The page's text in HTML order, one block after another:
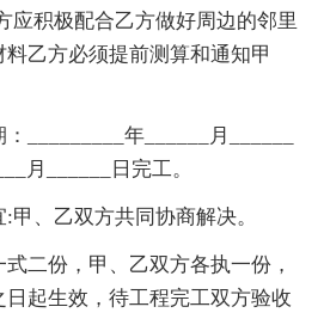
应积极配合乙方做好周边的邻里
乙方必须提前测算和通知甲
_________年______月______
月______日完工。
甲、乙双方共同协商解决。
二份，甲、乙双方各执一份，
起生效，待工程完工双方验收